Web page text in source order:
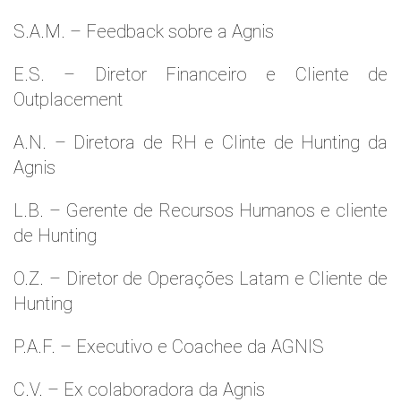
S.A.M. – Feedback sobre a Agnis
E.S. – Diretor Financeiro e Cliente de
Outplacement
A.N. – Diretora de RH e Clinte de Hunting da
Agnis
L.B. – Gerente de Recursos Humanos e cliente
de Hunting
O.Z. – Diretor de Operações Latam e Cliente de
Hunting
P.A.F. – Executivo e Coachee da AGNIS
C.V. – Ex colaboradora da Agnis